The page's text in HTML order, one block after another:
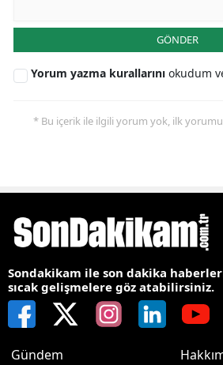
GÖNDER
Yorum yazma kurallarını okudum
* Bu içerik ile ilgili yorum yok, ilk yorumu
Sondakikam ile son dakika
sıcak gelişmelere göz atabilirsiniz.
Gündem